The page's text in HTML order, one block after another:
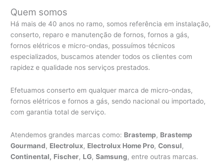
Quem somos
Há mais de 40 anos no ramo, somos referência em instalação,
conserto, reparo e manutenção de fornos, fornos a gás,
fornos elétricos e micro-ondas, possuímos técnicos
especializados, buscamos atender todos os clientes com
rapidez e qualidade nos serviços prestados.
Efetuamos conserto em qualquer marca de micro-ondas,
fornos elétricos e fornos a gás, sendo nacional ou importado,
com garantia total de serviço.
Atendemos grandes marcas como: Brastemp, Brastemp
Gourmand, Electrolux, Electrolux Home Pro,Consul,
Continental, Fischer, LG,Samsung, entre outras marcas.